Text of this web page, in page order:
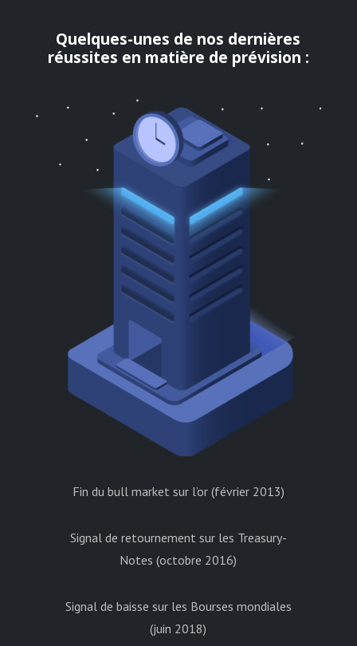
Quelques-unes de nos dernières
réussites en matière de prévision :
Fin du bull market sur l’or (février 2013)
Signal de retournement sur les Treasury-
Notes (octobre 2016)
Signal de baisse sur les Bourses mondiales
(juin 2018)